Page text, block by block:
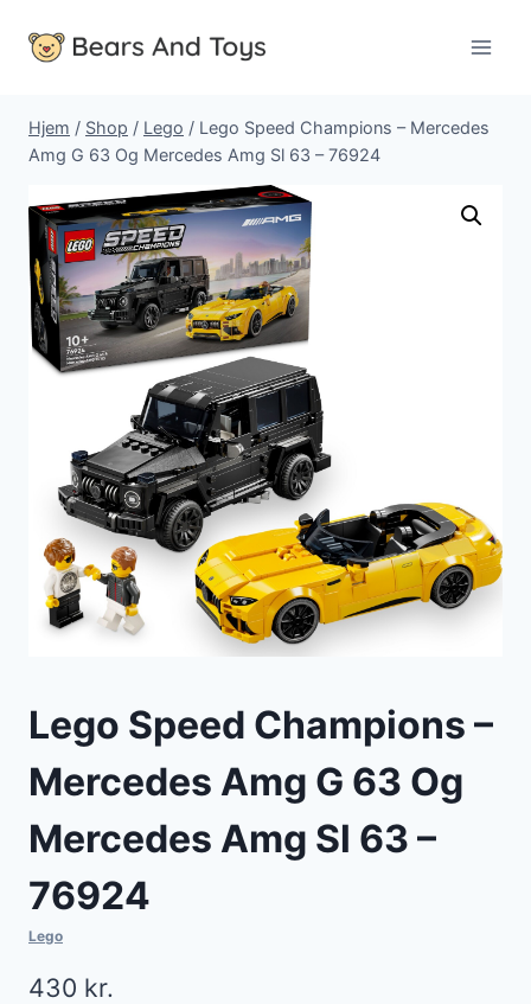
Hjem / Shop / Lego / Lego Speed Champions – Mercedes
Amg G 63 Og Mercedes Amg Sl 63 – 76924
Lego Speed Champions –
Mercedes Amg G 63 Og
Mercedes Amg Sl 63 –
76924
Lego
430 kr.